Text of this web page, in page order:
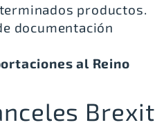
productos.
documentación
al Reino
Brexit